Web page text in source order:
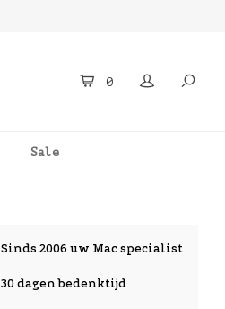
0
Sale
Sinds 2006 uw Mac specialist
30 dagen bedenktijd